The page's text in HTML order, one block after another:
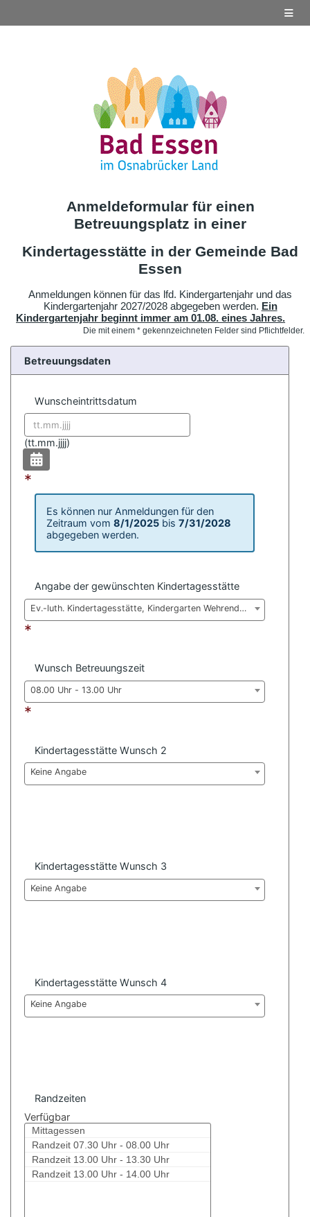
Anmeldeformular für einen
Betreuungsplatz in einer
Kindertagesstätte in der Gemeinde Bad
Essen
Anmeldungen können für das lfd. Kindergartenjahr und das
Kindergartenjahr 2027/2028 abgegeben werden. Ein
Kindergartenjahr beginnt immer am 01.08. eines Jahres.
Die mit einem * gekennzeichneten Felder sind Pflichtfelder.
Betreuungsdaten
Wunscheintrittsdatum
(Datum format:
tt.mm.jjjj)
*
Es können nur Anmeldungen für den
Zeitraum vom8/1/2025 bis7/31/2028
abgegeben werden.
Angabe der gewünschten Kindertagesstätte
Ev.-luth. Kindertagesstätte, Kindergarten Wehrendorf
*
Wunsch Betreuungszeit
08.00 Uhr - 13.00 Uhr
*
Kindertagesstätte Wunsch 2
Keine Angabe
Kindertagesstätte Wunsch 3
Keine Angabe
Kindertagesstätte Wunsch 4
Keine Angabe
Randzeiten
Verfügbar
Mittagessen
Randzeit 07.30 Uhr - 08.00 Uhr
Randzeit 13.00 Uhr - 13.30 Uhr
Randzeit 13.00 Uhr - 14.00 Uhr